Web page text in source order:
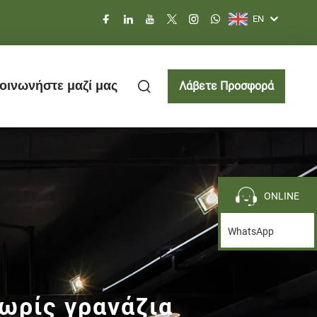
EN
μαζί μας Λάβετε Προσφορά
γρανάζια
ONLINE
WhatsApp